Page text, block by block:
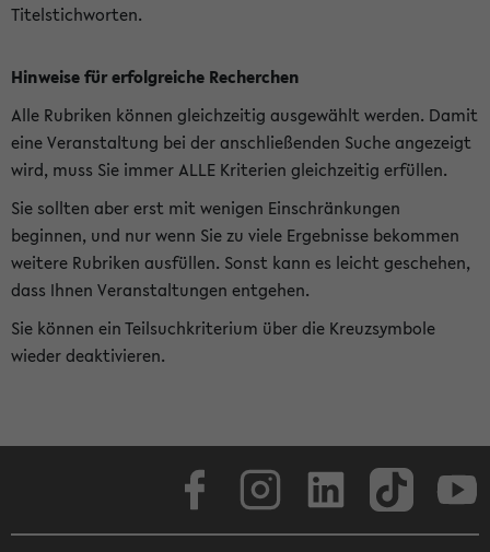
Titelstichworten.
Hinweise für erfolgreiche Recherchen
Alle Rubriken können gleichzeitig ausgewählt werden. Damit
eine Veranstaltung bei der anschließenden Suche angezeigt
wird, muss Sie immer ALLE Kriterien gleichzeitig erfüllen.
Sie sollten aber erst mit wenigen Einschränkungen
beginnen, und nur wenn Sie zu viele Ergebnisse bekommen
weitere Rubriken ausfüllen. Sonst kann es leicht geschehen,
dass Ihnen Veranstaltungen entgehen.
Sie können ein Teilsuchkriterium über die Kreuzsymbole
wieder deaktivieren.